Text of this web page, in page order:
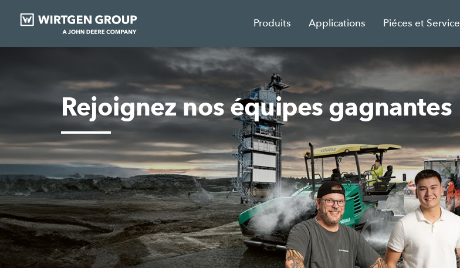
Produits Applications Piéces et Service
Rejoignez nos équipes gagnantes